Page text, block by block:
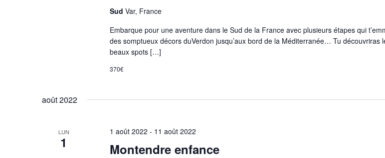
Sud Var, France
Embarque pour une aventure dans le Sud de la France avec plusieurs étapes qui
des somptueux décors duVerdon jusqu’aux bord de la Méditerranée… Tu découvriras
beaux spots […]
370€
août 2022
LUN
1 Montendre enfance
1 août 2022 - 11 août 2022